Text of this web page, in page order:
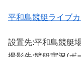
平和島競艇ライブ
設置先:平和島競艇